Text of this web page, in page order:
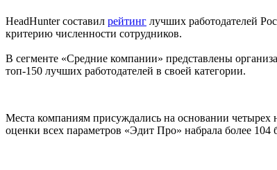
HeadHunter составил рейтинг лучших работодателей
критерию численности сотрудников.
В сегменте «Средние компании» представлены
топ-150 лучших работодателей в своей категории.
Места компаниям присуждались на основании
оценки всех параметров «Эдит Про» набрала более 104